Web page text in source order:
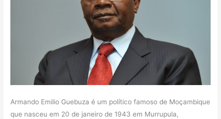
Armando Emilio Guebuza é um político famoso de Moçambique
que nasceu em 20 de janeiro de 1943 em Murrupula,